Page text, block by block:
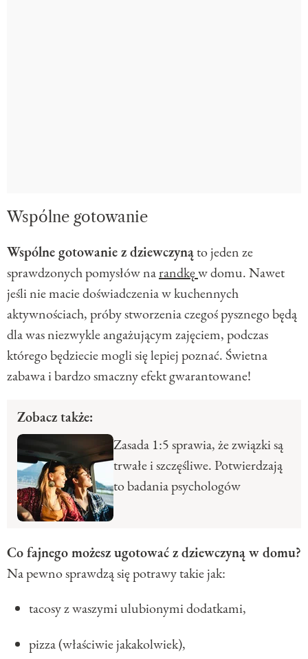
Wspólne gotowanie
Wspólne gotowanie z dziewczynąto jeden ze
sprawdzonych pomysłów narandkęw domu. Nawet
jeśli nie macie doświadczenia w kuchennych
aktywnościach, próby stworzenia czegoś pysznego będą
dla was niezwykle angażującym zajęciem, podczas
którego będziecie mogli się lepiej poznać. Świetna
zabawa i bardzo smaczny efekt gwarantowane!
Zobacz także:
Zasada 1:5 sprawia, że związki są
trwałe i szczęśliwe. Potwierdzają
to badania psychologów
Co fajnego możesz ugotować z dziewczyną w domu?
Na pewno sprawdzą się potrawy takie jak:
tacosy z waszymi ulubionymi dodatkami,
pizza (właściwie jakakolwiek),